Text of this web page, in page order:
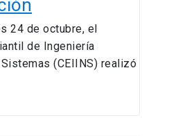
24 de octubre, el
de Ingeniería
(CEIINS) realizó